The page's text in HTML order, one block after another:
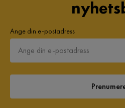
Ange din e-postadress